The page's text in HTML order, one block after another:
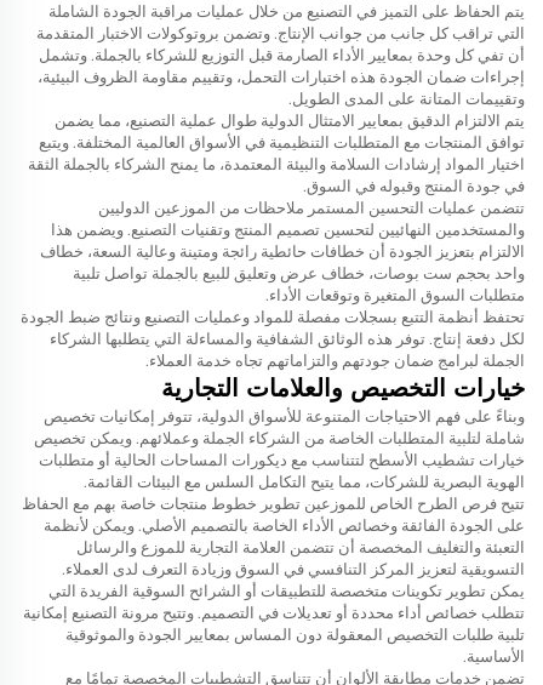
يتم الحفاظ على التميز في التصنيع من خلال عمليات مراقبة الجودة الشاملة
التي تراقب كل جانب من جوانب الإنتاج. وتضمن بروتوكولات الاختبار المتقدمة
أن تفي كل وحدة بمعايير الأداء الصارمة قبل التوزيع للشركاء بالجملة. وتشمل
إجراءات ضمان الجودة هذه اختبارات التحمل، وتقييم مقاومة الظروف البيئية،
وتقييمات المتانة على المدى الطويل.
يتم الالتزام الدقيق بمعايير الامتثال الدولية طوال عملية التصنيع، مما يضمن
توافق المنتجات مع المتطلبات التنظيمية في الأسواق العالمية المختلفة. ويتبع
اختيار المواد إرشادات السلامة والبيئة المعتمدة، ما يمنح الشركاء بالجملة الثقة
في جودة المنتج وقبوله في السوق.
تتضمن عمليات التحسين المستمر ملاحظات من الموزعين الدوليين
والمستخدمين النهائيين لتحسين تصميم المنتج وتقنيات التصنيع. ويضمن هذا
الالتزام بتعزيز الجودة أن خطافات حائطية رائجة ومتينة وعالية السعة، خطاف
واحد بحجم ست بوصات، خطاف عرض وتعليق للبيع بالجملة تواصل تلبية
متطلبات السوق المتغيرة وتوقعات الأداء.
تحتفظ أنظمة التتبع بسجلات مفصلة للمواد وعمليات التصنيع ونتائج ضبط الجودة
لكل دفعة إنتاج. توفر هذه الوثائق الشفافية والمساءلة التي يتطلبها الشركاء
الجملة لبرامج ضمان جودتهم والتزاماتهم تجاه خدمة العملاء.
خيارات التخصيص والعلامات التجارية
وبناءً على فهم الاحتياجات المتنوعة للأسواق الدولية، تتوفر إمكانيات تخصيص
شاملة لتلبية المتطلبات الخاصة من الشركاء الجملة وعملائهم. ويمكن تخصيص
خيارات تشطيب الأسطح لتتناسب مع ديكورات المساحات الحالية أو متطلبات
الهوية البصرية للشركات، مما يتيح التكامل السلس مع البيئات القائمة.
تتيح فرص الطرح الخاص للموزعين تطوير خطوط منتجات خاصة بهم مع الحفاظ
على الجودة الفائقة وخصائص الأداء الخاصة بالتصميم الأصلي. ويمكن لأنظمة
التعبئة والتغليف المخصصة أن تتضمن العلامة التجارية للموزع والرسائل
التسويقية لتعزيز المركز التنافسي في السوق وزيادة التعرف لدى العملاء.
يمكن تطوير تكوينات متخصصة للتطبيقات أو الشرائح السوقية الفريدة التي
تتطلب خصائص أداء محددة أو تعديلات في التصميم. وتتيح مرونة التصنيع إمكانية
تلبية طلبات التخصيص المعقولة دون المساس بمعايير الجودة والموثوقية
الأساسية.
تضمن خدمات مطابقة الألوان أن تتناسق التشطيبات المخصصة تمامًا مع